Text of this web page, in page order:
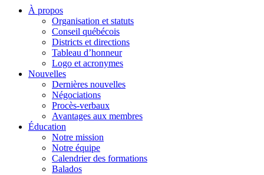
À propos
Organisation et statuts
Conseil québécois
Districts et directions
Tableau d’honneur
Logo et acronymes
Nouvelles
Dernières nouvelles
Négociations
Procès-verbaux
Avantages aux membres
Éducation
Notre mission
Notre équipe
Calendrier des formations
Balados